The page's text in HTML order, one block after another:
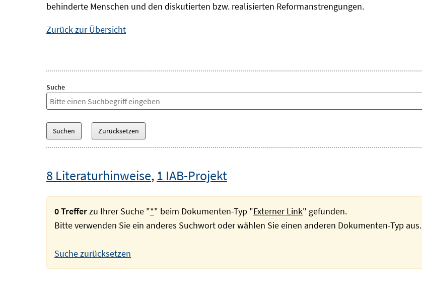
behinderte Menschen und den diskutierten bzw. realisierten Reformanstrengungen.
Zurück zur Übersicht
Suche
8 Literaturhinweise, 1 IAB-Projekt
0 Trefferzu Ihrer Suche "*" beim Dokumenten-Typ "Externer Link" gefunden.
Bitte verwenden Sie ein anderes Suchwort oder wählen Sie einen anderen Dokumenten-Typ aus.
Suche zurücksetzen